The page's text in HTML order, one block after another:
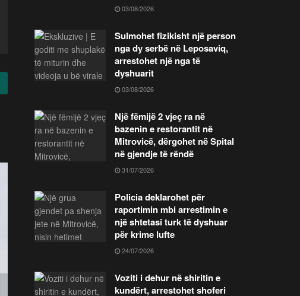
03/08/2026
Sulmohet fizikisht një person
nga dy serbë në Leposaviq,
arrestohet një nga të
dyshuarit
03/08/2026
Një fëmijë 2 vjeç ra në
bazenin e restorantit në
Mitrovicë, dërgohet në Spital
në gjendje të rëndë
31/07/2026
Policia deklarohet për
raportimin mbi arrestimin e
një shtetasi turk të dyshuar
për krime lufte
24/07/2026
Voziti i dehur në shiritin e
kundërt, arrestohet shoferi